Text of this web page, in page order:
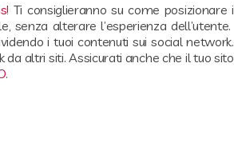
Ti consiglieranno su come posizionare i
alterare l’esperienza dell’utente.
i tuoi contenuti sui social network.
altri siti. Assicurati anche che il tuo sito
.